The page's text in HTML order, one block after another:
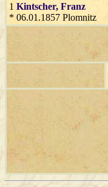
1 Kintscher, Franz
* 06.01.1857 Plomnitz